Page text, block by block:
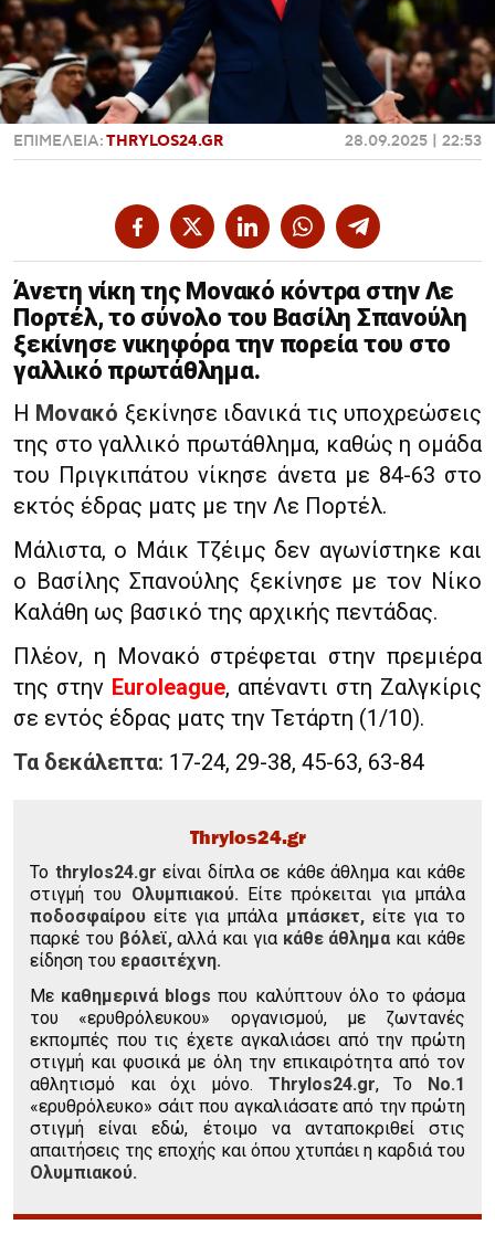
ΕΠΙΜΕΛΕΙΑ:THRYLOS24.GR 28.09.2025 | 22:53
Άνετη νίκη της Μονακό κόντρα στην Λε
Πορτέλ, το σύνολο του Βασίλη Σπανούλη
ξεκίνησε νικηφόρα την πορεία του στο
γαλλικό πρωτάθλημα.
Η Μονακό ξεκίνησε ιδανικά τις υποχρεώσεις
της στο γαλλικό πρωτάθλημα, καθώς η ομάδα
του Πριγκιπάτου νίκησε άνετα με 84-63 στο
εκτός έδρας ματς με την Λε Πορτέλ.
Μάλιστα, ο Μάικ Τζέιμς δεν αγωνίστηκε και
ο Βασίλης Σπανούλης ξεκίνησε με τον Νίκο
Καλάθη ως βασικό της αρχικής πεντάδας.
Πλέον, η Μονακό στρέφεται στην πρεμιέρα
της στην Euroleague, απέναντι στη Ζαλγκίρις
σε εντός έδρας ματς την Τετάρτη (1/10).
Τα δεκάλεπτα: 17-24, 29-38, 45-63, 63-84
Thrylos24.gr
To thrylos24.gr είναι δίπλα σε κάθε άθλημα και κάθε
στιγμή του Ολυμπιακού. Είτε πρόκειται για μπάλα
ποδοσφαίρου είτε για μπάλα μπάσκετ,είτε για το
παρκέ του βόλεϊ,αλλά και για κάθε άθλημα και κάθε
είδηση του ερασιτέχνη.
Με καθημερινά blogs που καλύπτουν όλο το φάσμα
του «ερυθρόλευκου» οργανισμού, με ζωντανές
εκπομπές που τις έχετε αγκαλιάσει από την πρώτη
στιγμή και φυσικά με όλη την επικαιρότητα από τον
αθλητισμό και όχι μόνο. Thrylos24.gr, Το Νο.1
«ερυθρόλευκο» σάιτ που αγκαλιάσατε από την πρώτη
στιγμή είναι εδώ, έτοιμο να ανταποκριθεί στις
απαιτήσεις της εποχής και όπου χτυπάει η καρδιά του
Ολυμπιακού.
Χαντμπολ